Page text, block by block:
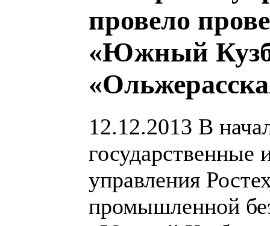
провело
«Южный
12.12.2013 В
государственные
управления
промышленной